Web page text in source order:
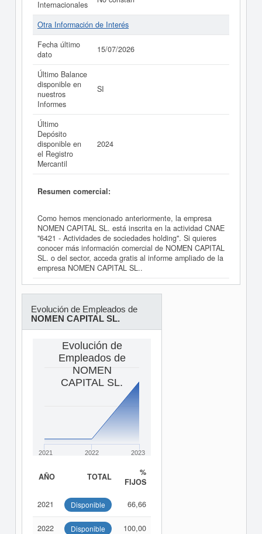
Internacionales
Otra Información de Interés
Fecha último
dato
15/07/2026
Último Balance
disponible en
nuestros
Informes
SI
Último
Depósito
disponible en
el Registro
Mercantil
2024
Resumen comercial:
Como hemos mencionado anteriormente, la empresa
NOMEN CAPITAL SL. está inscrita en la actividad CNAE
"6421 - Actividades de sociedades holding". Si quieres
conocer más información comercial de NOMEN CAPITAL
SL. o del sector, acceda gratis al informe ampliado de la
empresa NOMEN CAPITAL SL..
Evolución de Empleados de
NOMEN CAPITAL SL.
Evolución de
Empleados de
NOMEN
CAPITAL SL.
2021 2022 2023
AÑO TOTAL
%
FIJOS
2021 Disponible 66,66
2022 Disponible 100,00